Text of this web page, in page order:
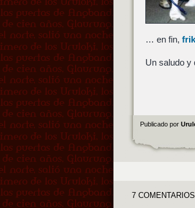
… en fin,
Un saludo y
Publicado por
7 COMENTARIOS